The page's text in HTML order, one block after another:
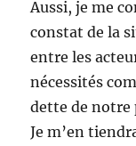
Aussi, je me
constat de la
entre les
nécessités
dette de notre
Je m’en